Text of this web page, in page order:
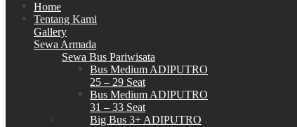
Home
Tentang Kami
Gallery
Sewa Armada
Sewa Bus Pariwisata
Bus Medium ADIPUTRO
25 – 29 Seat
Bus Medium ADIPUTRO
31 – 33 Seat
Big Bus 3+ ADIPUTRO